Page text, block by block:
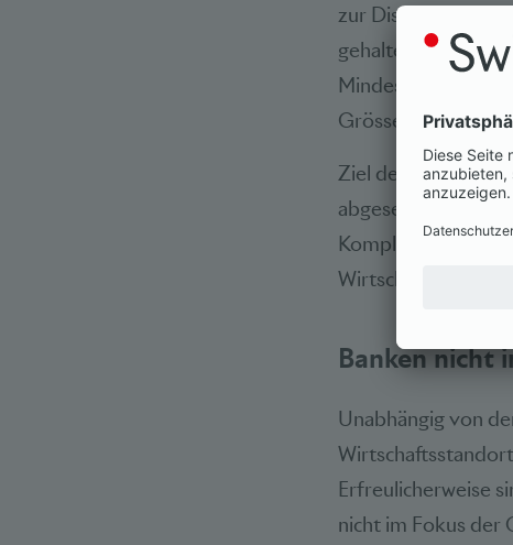
zur Diskussion
gehalten und
Grössen sollen
Ziel der OECD ist
abgesegnet
Komplexität des
Wirtschaftsmächte
Banken nicht
Unabhängig von
Erfreulicherweise
nicht im Fokus der